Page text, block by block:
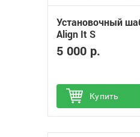
Установочный
Align It S
5 000 р.
Купить
Добавить в